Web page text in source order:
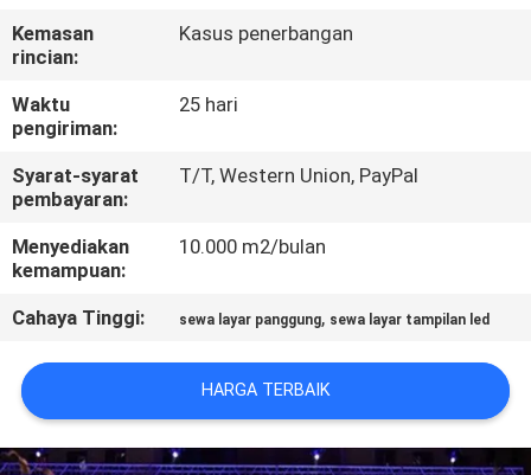
KONTROL
KUALITAS
BERITA
PETA
SITUS
KEBIJAKAN
PRIBADI
Kemasan
rincian:
Kasus penerbangan
Waktu
pengiriman:
25 hari
Syarat-syarat
pembayaran:
T/T, Western Union, PayPal
Menyediakan
kemampuan:
10.000 m2/bulan
Cahaya Tinggi: sewa layar panggung, sewa layar tampilan led
HARGA TERBAIK